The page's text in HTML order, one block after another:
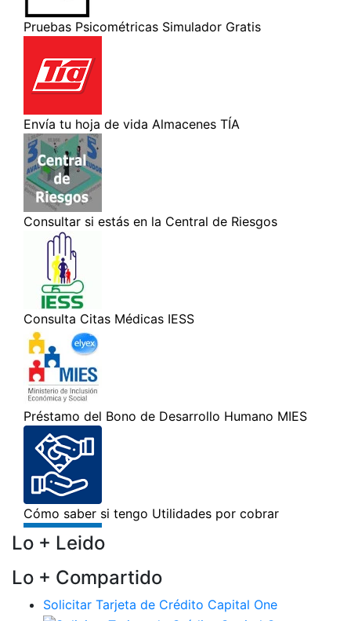
Lo + Leido
Lo + Compartido
Solicitar Tarjeta de Crédito Capital One